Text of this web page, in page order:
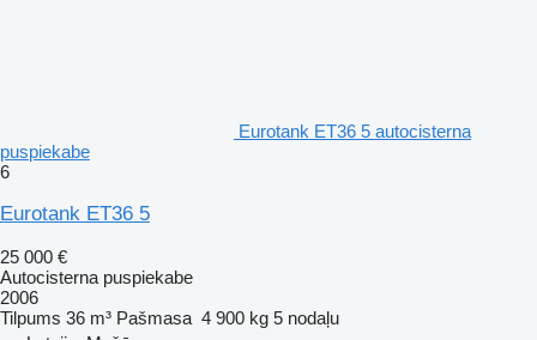
Eurotank ET36 5 autocisterna
puspiekabe
6
Eurotank ET36 5
25 000 €
Autocisterna puspiekabe
2006
Tilpums 36 m³ Pašmasa 4 900 kg 5 nodaļu